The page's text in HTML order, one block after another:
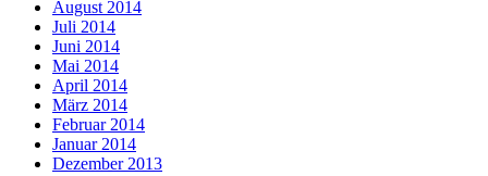
August 2014
Juli 2014
Juni 2014
Mai 2014
April 2014
März 2014
Februar 2014
Januar 2014
Dezember 2013